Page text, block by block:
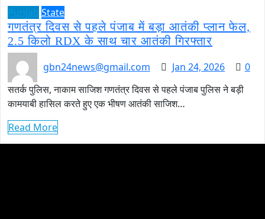
State
गणतंत्र दिवस से पहले पंजाब में बड़ा आतंकी प्लान फेल,
2.5 किलो RDX के साथ चार आतंकी गिरफ्तार
gbn24news@gmail.com
Jan 24, 2026
0
सतर्क पुलिस, नाकाम साजिश गणतंत्र दिवस से पहले पंजाब पुलिस ने बड़ी
कामयाबी हासिल करते हुए एक भीषण आतंकी साजिश…
Read More